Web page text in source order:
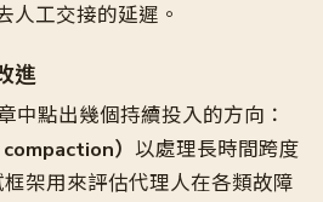
人工交接的延遲。
進
中點出幾個持續投入的方向：
） 以處理長時間跨度
架用來評估代理人在各類故障